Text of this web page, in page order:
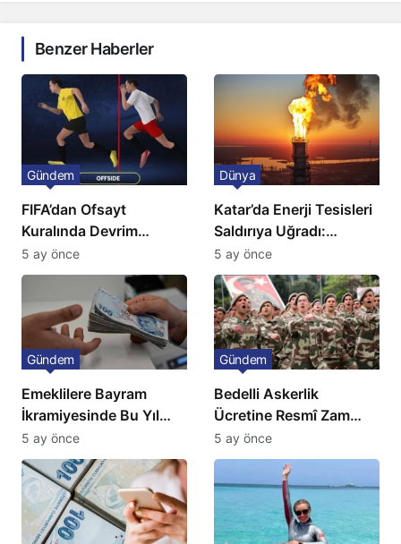
Benzer Haberler
FIFA’dan Ofsayt
Kuralında Devrim
Niteliğinde Onay
Gündem
5 ay önce
Katar’da Enerji Tesisleri
Saldırıya Uğradı:
Avrupa’da Doğalgaz
Fiyatlarında Sert Artış
Dünya
5 ay önce
Emeklilere Bayram
İkramiyesinde Bu Yıl
Artış Gelmeyecek
Gündem
5 ay önce
Bedelli Askerlik
Ücretine Resmî Zam
Geliyor
Gündem
5 ay önce